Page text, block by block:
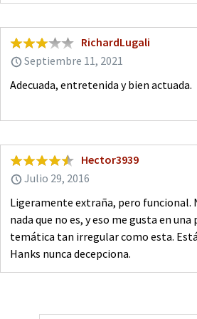
RichardLugali
Septiembre 11, 2021
Adecuada, entretenida y bien actuada.
Hector3939
Julio 29, 2016
Ligeramente extraña, pero funcional.
nada que no es, y eso me gusta en
temática tan irregular como esta.
Hanks nunca decepciona.